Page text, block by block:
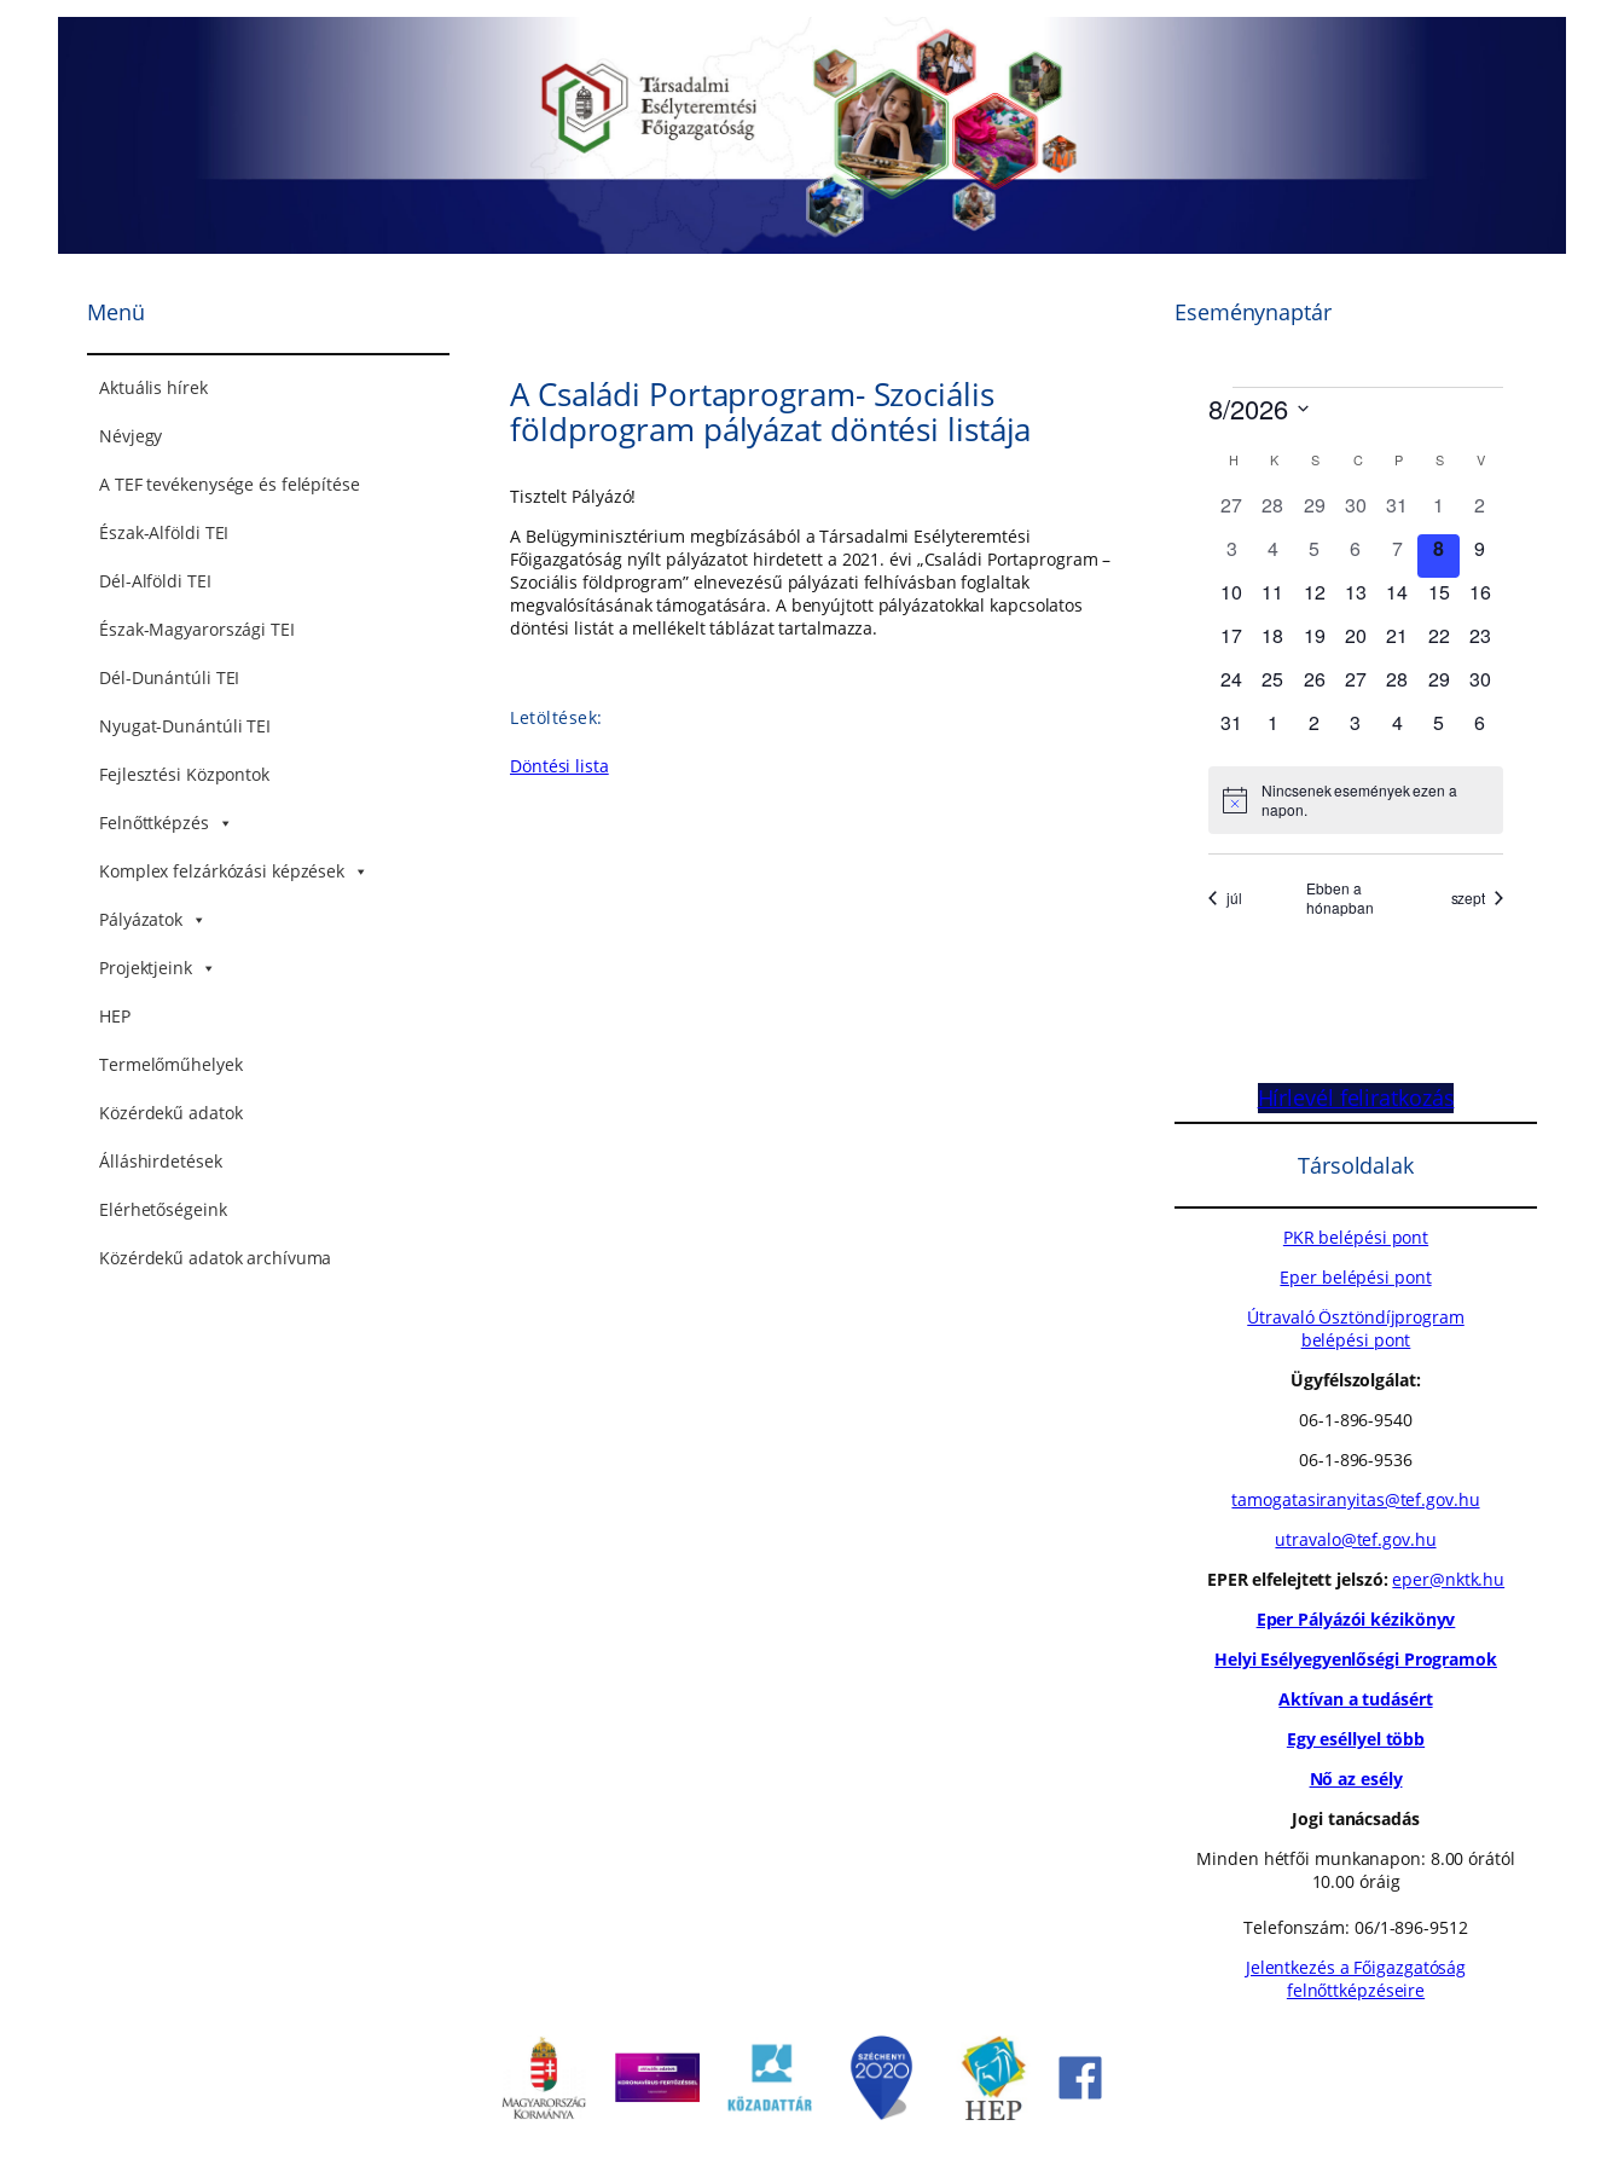
Menü
Aktuális hírek
Névjegy
A TEF tevékenysége és felépítése
Észak-Alföldi TEI
Dél-Alföldi TEI
Észak-Magyarországi TEI
Dél-Dunántúli TEI
Nyugat-Dunántúli TEI
Fejlesztési Központok
Felnőttképzés
Komplex felzárkózási képzések
Pályázatok
Projektjeink
HEP
Termelőműhelyek
Közérdekű adatok
Álláshirdetések
Elérhetőségeink
Közérdekű adatok archívuma
A Családi Portaprogram- Szociális
földprogram pályázat döntési listája
Tisztelt Pályázó!
A Belügyminisztérium megbízásából a Társadalmi Esélyteremtési
Főigazgatóság nyílt pályázatot hirdetett a 2021. évi „Családi Portaprogram –
Szociális földprogram” elnevezésű pályázati felhívásban foglaltak
megvalósításának támogatására. A benyújtott pályázatokkal kapcsolatos
döntési listát a mellékelt táblázat tartalmazza.
Letöltések:
Döntési lista
Eseménynaptár
Hírlevél feliratkozás
Társoldalak
PKR belépési pont
Eper belépési pont
Útravaló Ösztöndíjprogram
belépési pont
Ügyfélszolgálat:
06-1-896-9540
06-1-896-9536
tamogatasiranyitas@tef.gov.hu
utravalo@tef.gov.hu
EPER elfelejtett jelszó: eper@nktk.hu
Eper Pályázói kézikönyv
Helyi Esélyegyenlőségi Programok
Aktívan a tudásért
Egy eséllyel több
Nő az esély
Jogi tanácsadás
Minden hétfői munkanapon: 8.00 órától
10.00 óráig
Telefonszám: 06/1-896-9512
Jelentkezés a Főigazgatóság
felnőttképzéseire